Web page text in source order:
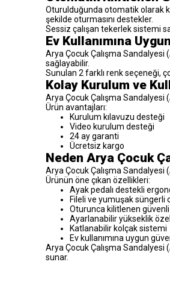
Oturulduğunda otomatik olarak
şekilde oturmasını destekler.
Sessiz çalışan tekerlek sistemi
Ev Kullanımına
Arya Çocuk Çalışma Sandalyesi
sağlayabilir.
Sunulan 2 farklı renk seçeneği,
Kolay Kurulum ve
Arya Çocuk Çalışma Sandalyesi
Ürün avantajları:
Kurulum kılavuzu desteği
Video kurulum desteği
24 ay garanti
Ücretsiz kargo
Neden Arya Çocuk
Arya Çocuk Çalışma Sandalyesi
Ürünün öne çıkan özellikleri:
Ayak pedalı destekli
Fileli ve yumuşak süngerli
Oturunca kilitlenen
Ayarlanabilir yükseklik
Katlanabilir kolçak sistemi
Ev kullanımına uygun
Arya Çocuk Çalışma Sandalyesi
sunar.